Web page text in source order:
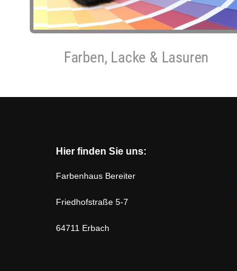
Farben, Lacke & Lasuren
Hier finden Sie uns:
Farbenhaus Bereiter
Friedhofstraße 5-7
64711 Erbach